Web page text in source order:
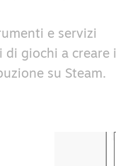
e servizi
giochi a creare i
su Steam.